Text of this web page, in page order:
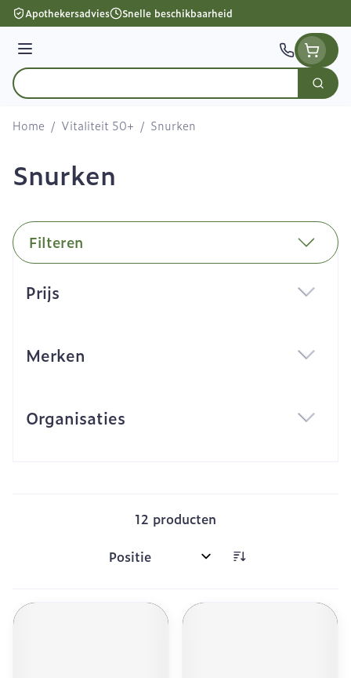
Ga naar de inhoud
Apothekersadvies Snelle beschikbaarheid
Menu
Product, merk, categorie...
Zoek
Home / Vitaliteit 50+ / Snurken
Snurken
Filteren
Prijs
Merken
Organisaties
12 producten
Sorteer op: